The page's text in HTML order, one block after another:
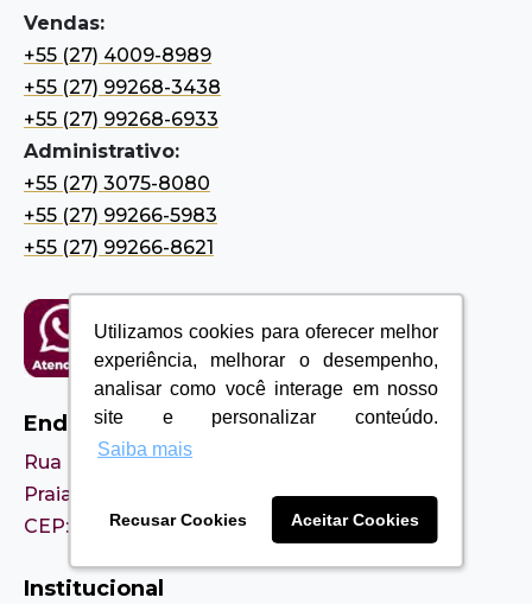
Utilizamos cookies para oferecer melhor
experiência, melhorar o desempenho,
analisar como você interage em nosso
site e personalizar conteúdo.
Saiba mais
Recusar Cookies Aceitar Cookies
Utilizamos cookies para oferecer melhor
experiência, melhorar o desempenho,
analisar como você interage em nosso
site e personalizar conteúdo.
Saiba mais
Recusar Cookies Aceitar Cookies
Vendas:
+55 (27) 4009-8989
+55 (27) 99268-3438
+55 (27) 99268-6933
Administrativo:
+55 (27) 3075-8080
+55 (27) 99266-5983
+55 (27) 99266-8621
Endereço
Rua Itaboraí, 55
Praia de Itaparica, Vila Velha – ES
CEP: 29102-195
Institucional